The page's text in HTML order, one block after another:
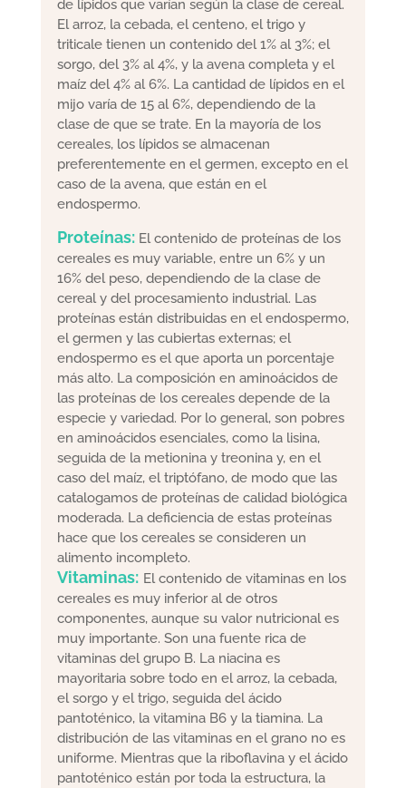
de lípidos que varían según la clase de cereal.
El arroz, la cebada, el centeno, el trigo y
triticale tienen un contenido del 1% al 3%; el
sorgo, del 3% al 4%, y la avena completa y el
maíz del 4% al 6%. La cantidad de lípidos en el
mijo varía de 15 al 6%, dependiendo de la
clase de que se trate. En la mayoría de los
cereales, los lípidos se almacenan
preferentemente en el germen, excepto en el
caso de la avena, que están en el
endospermo.
Proteínas:El contenido de proteínas de los
cereales es muy variable, entre un 6% y un
16% del peso, dependiendo de la clase de
cereal y del procesamiento industrial. Las
proteínas están distribuidas en el endospermo,
el germen y las cubiertas externas; el
endospermo es el que aporta un porcentaje
más alto. La composición en aminoácidos de
las proteínas de los cereales depende de la
especie y variedad. Por lo general, son pobres
en aminoácidos esenciales, como la lisina,
seguida de la metionina y treonina y, en el
caso del maíz, el triptófano, de modo que las
catalogamos de proteínas de calidad biológica
moderada. La deficiencia de estas proteínas
hace que los cereales se consideren un
alimento incompleto.
Vitaminas: El contenido de vitaminas en los
cereales es muy inferior al de otros
componentes, aunque su valor nutricional es
muy importante. Son una fuente rica de
vitaminas del grupo B. La niacina es
mayoritaria sobre todo en el arroz, la cebada,
el sorgo y el trigo, seguida del ácido
pantoténico, la vitamina B6 y la tiamina. La
distribución de las vitaminas en el grano no es
uniforme. Mientras que la riboflavina y el ácido
pantoténico están por toda la estructura, la